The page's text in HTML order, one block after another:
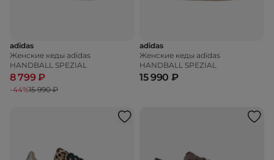
adidas
Женские кеды adidas
HANDBALL SPEZIAL
8 799 ₽
-44%15 990 ₽
adidas
Женские кеды adidas
HANDBALL SPEZIAL
15 990 ₽